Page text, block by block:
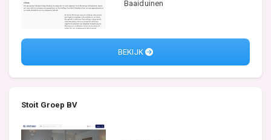
Baaiduinen
BEKIJK
Stoit Groep BV